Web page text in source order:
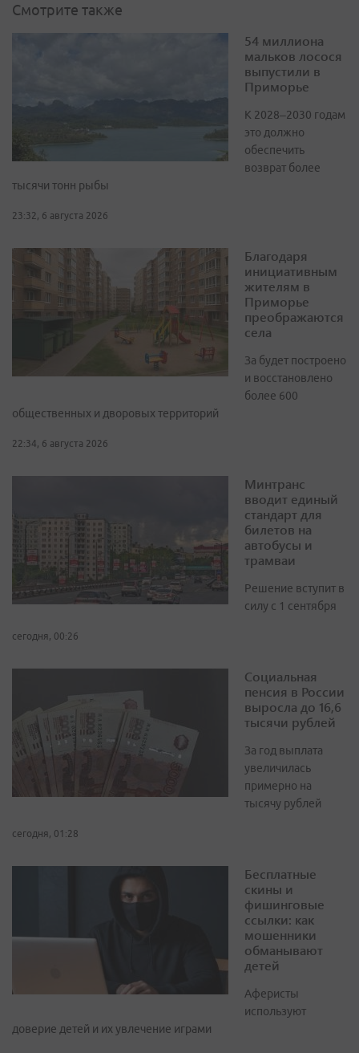
Смотрите также
54 миллиона
мальков лосося
выпустили в
Приморье
К 2028–2030 годам
это должно
обеспечить
возврат более
тысячи тонн рыбы
23:32, 6 августа 2026
Благодаря
инициативным
жителям в
Приморье
преображаются
села
За будет построено
и восстановлено
более 600
общественных и дворовых территорий
22:34, 6 августа 2026
Минтранс
вводит единый
стандарт для
билетов на
автобусы и
трамваи
Решение вступит в
силу с 1 сентября
сегодня, 00:26
Социальная
пенсия в России
выросла до 16,6
тысячи рублей
За год выплата
увеличилась
примерно на
тысячу рублей
сегодня, 01:28
Бесплатные
скины и
фишинговые
ссылки: как
мошенники
обманывают
детей
Аферисты
используют
доверие детей и их увлечение играми